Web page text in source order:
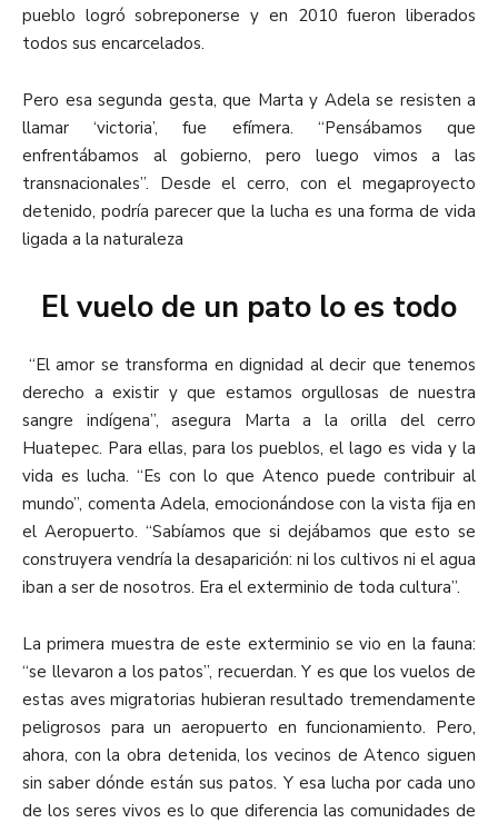
pueblo logró sobreponerse y en 2010 fueron liberados
todos sus encarcelados.
Pero esa segunda gesta, que Marta y Adela se resisten a
llamar ‘victoria’, fue efímera. “Pensábamos que
enfrentábamos al gobierno, pero luego vimos a las
transnacionales”. Desde el cerro, con el megaproyecto
detenido, podría parecer que la lucha es una forma de vida
ligada a la naturaleza
El vuelo de un pato lo es todo
“El amor se transforma en dignidad al decir que tenemos
derecho a existir y que estamos orgullosas de nuestra
sangre indígena”, asegura Marta a la orilla del cerro
Huatepec. Para ellas, para los pueblos, el lago es vida y la
vida es lucha. “Es con lo que Atenco puede contribuir al
mundo”, comenta Adela, emocionándose con la vista fija en
el Aeropuerto. “Sabíamos que si dejábamos que esto se
construyera vendría la desaparición: ni los cultivos ni el agua
iban a ser de nosotros. Era el exterminio de toda cultura”.
La primera muestra de este exterminio se vio en la fauna:
“se llevaron a los patos”, recuerdan. Y es que los vuelos de
estas aves migratorias hubieran resultado tremendamente
peligrosos para un aeropuerto en funcionamiento. Pero,
ahora, con la obra detenida, los vecinos de Atenco siguen
sin saber dónde están sus patos. Y esa lucha por cada uno
de los seres vivos es lo que diferencia las comunidades de